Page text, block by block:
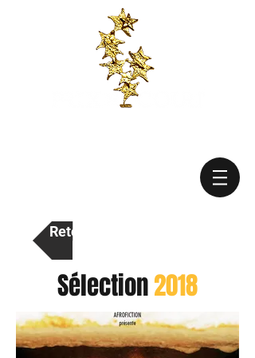
Retour vers édition 2018
Sélection2018